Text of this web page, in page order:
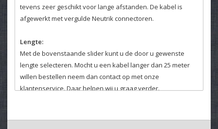
tevens zeer geschikt voor lange afstanden. De kabel is
afgewerkt met vergulde Neutrik connectoren.
Lengte:
Met de bovenstaande slider kunt u de door u gewenste
lengte selecteren. Mocht u een kabel langer dan 25 meter
willen bestellen neem dan contact op met onze
klantenservice. Daar helpen wij u graag verder.
Het is mogelijk om de kabels van kleurcodering te voorzien,